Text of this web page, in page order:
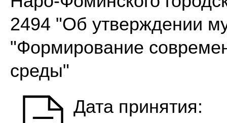
2494 "Об утверждении
"Формирование
среды"
Дата принятия: